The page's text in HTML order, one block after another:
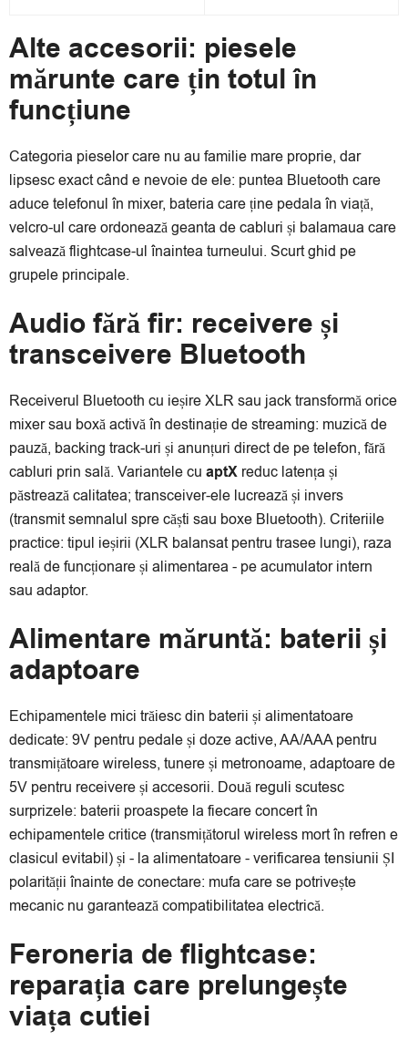
Alte accesorii: piesele
mărunte care țin totul în
funcțiune
Categoria pieselor care nu au familie mare proprie, dar
lipsesc exact când e nevoie de ele: puntea Bluetooth care
aduce telefonul în mixer, bateria care ține pedala în viață,
velcro-ul care ordonează geanta de cabluri și balamaua care
salvează flightcase-ul înaintea turneului. Scurt ghid pe
grupele principale.
Audio fără fir: receivere și
transceivere Bluetooth
Receiverul Bluetooth cu ieșire XLR sau jack transformă orice
mixer sau boxă activă în destinație de streaming: muzică de
pauză, backing track-uri și anunțuri direct de pe telefon, fără
cabluri prin sală. Variantele cu aptX reduc latența și
păstrează calitatea; transceiver-ele lucrează și invers
(transmit semnalul spre căști sau boxe Bluetooth). Criteriile
practice: tipul ieșirii (XLR balansat pentru trasee lungi), raza
reală de funcționare și alimentarea - pe acumulator intern
sau adaptor.
Alimentare măruntă: baterii și
adaptoare
Echipamentele mici trăiesc din baterii și alimentatoare
dedicate: 9V pentru pedale și doze active, AA/AAA pentru
transmițătoare wireless, tunere și metronoame, adaptoare de
5V pentru receivere și accesorii. Două reguli scutesc
surprizele: baterii proaspete la fiecare concert în
echipamentele critice (transmițătorul wireless mort în refren e
clasicul evitabil) și - la alimentatoare - verificarea tensiunii ȘI
polarității înainte de conectare: mufa care se potrivește
mecanic nu garantează compatibilitatea electrică.
Feroneria de flightcase:
reparația care prelungește
viața cutiei